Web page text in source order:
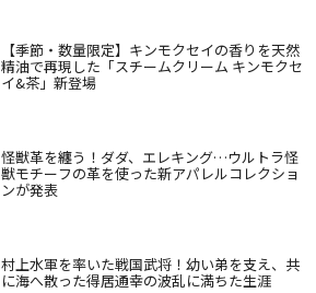
【季節・数量限定】キンモクセイの香りを天然
精油で再現した「スチームクリーム キンモクセ
イ&茶」新登場
怪獣革を纏う！ダダ、エレキング…ウルトラ怪
獣モチーフの革を使った新アパレルコレクショ
ンが発表
村上水軍を率いた戦国武将！幼い弟を支え、共
に海へ散った得居通幸の波乱に満ちた生涯